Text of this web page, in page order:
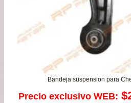
Bandeja suspension para
Precio exclusivo WEB: $